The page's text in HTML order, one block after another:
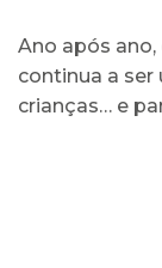
Ano após
continua a ser
crianças… e